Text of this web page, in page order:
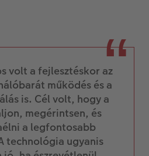
volt a fejlesztéskor az
működés és a
is. Cél volt, hogy a
megérintsen, és
a legfontosabb
technológia ugyanis